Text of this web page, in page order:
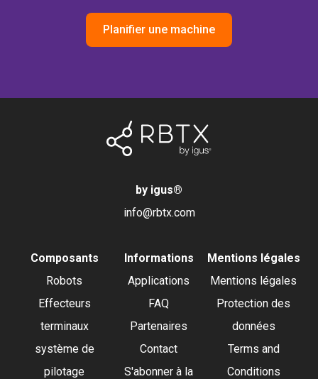
Planifier une machine
by igus®
info@rbtx.com
Composants
Robots
Effecteurs
terminaux
système de
pilotage
Informations
Applications
FAQ
Partenaires
Contact
S'abonner à la
Mentions légales
Mentions légales
Protection des
données
Terms and
Conditions